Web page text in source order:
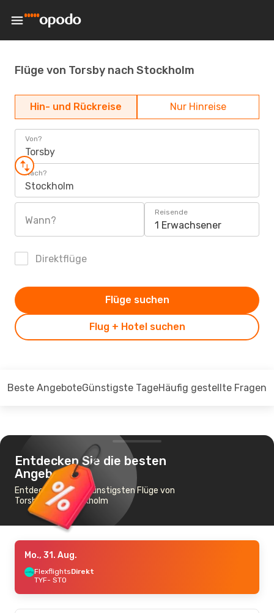
Flüge von Torsby nach Stockholm
Hin- und Rückreise Nur Hinreise
Von?
Torsby
Nach?
Stockholm
Wann?
Reisende
1 Erwachsener
Direktflüge
Flug + Hotel suchen
Flüge suchen
Beste AngeboteGünstigste TageHäufig gestellte Fragen
Entdecken Sie die besten
Angebote
Entdecken Sie die günstigsten Flüge von
Torsby nach Stockholm
Mo., 31. Aug.
FlexflightsDirekt
TYF- STO